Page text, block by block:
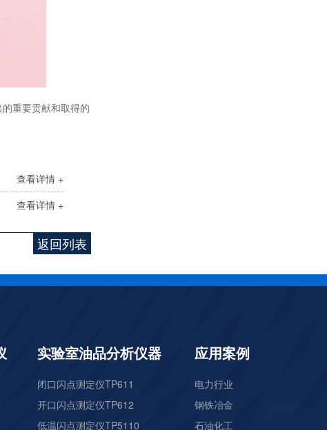
重要贡献和取得的
查看详情 +
查看详情 +
返回列表
实验室油品分析仪器
闭口闪点测定仪TP611
开口闪点测定仪TP612
低温闪点测定仪TP5110
应用案例
电力行业
钢铁冶金
石油化工